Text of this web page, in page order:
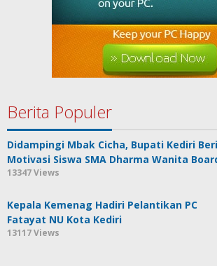
Berita Populer
Didampingi Mbak Cicha, Bupati Kediri Beri
Motivasi Siswa SMA Dharma Wanita
13347 Views
Kepala Kemenag Hadiri Pelantikan PC
Fatayat NU Kota Kediri
13117 Views